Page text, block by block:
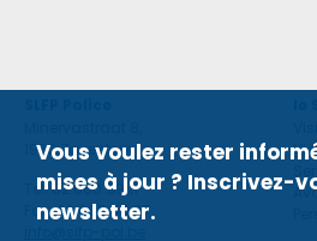
1930 Zaventem
Tel: 02 660 59 11
Fax: 02 660 50 97
Vous voulez rester
mises à jour ? Inscrivez-
newsletter.